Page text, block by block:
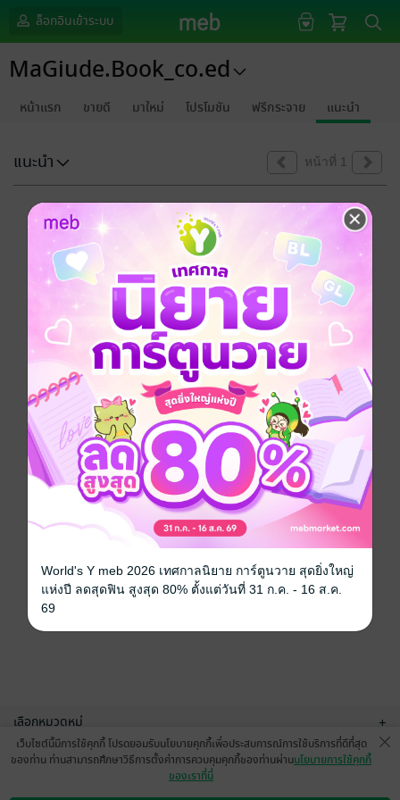
ล็อกอินเข้าระบบ
MaGiude.Book_co.ed
หน้าแรก ขายดี มาใหม่ โปรโมชัน ฟรีกระจาย แนะนำ
แนะนำ หน้าที่ 1
ขออภัยด้วยนะคะ
ไม่พบข้อมูลในหัวข้อที่คุณกำลังชมค่ะ
เลือกหมวดหมู่ +
บริการช่วยเหลือ
เว็บไซต์นี้มีการใช้คุกกี้ โปรดยอมรับนโยบายคุกกี้เพื่อประสบการณ์การใช้บริการที่ดีที่สุด
ของท่าน ท่านสามารถศึกษาวิธีการตั้งค่าการควบคุมคุกกี้ของท่านผ่านนโยบายการใช้คุกกี้
ของเราที่นี่
World's Y meb 2026 เทศกาลนิยาย การ์ตูนวาย สุดยิ่งใหญ่
แห่งปี ลดสุดฟิน สูงสุด 80% ตั้งแต่วันที่ 31 ก.ค. - 16 ส.ค.
69